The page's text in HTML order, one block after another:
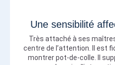
Une sensibilité
Très attaché à ses
centre de l’attention. Il est
montrer pot-de-colle. Il